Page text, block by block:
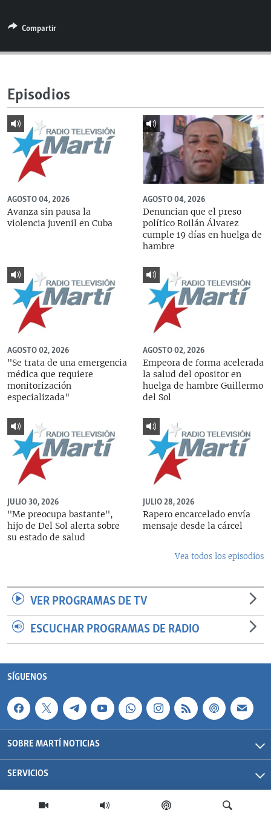
ESPECIALES
ESPECIALES
SER VIEJO EN CUBA
KENTU-CUBANO
LOS SANTOS DE HIALEAH
DESINFORMACIÓN RUSA EN AMÉRICA LATINA
LA INVASIÓN DE RUSIA A UCRANIA
MULTIMEDIA
SÍGUENOS
Compartir
Episodios
AGOSTO 04, 2026
Avanza sin pausa la
violencia juvenil en Cuba
AGOSTO 04, 2026
Denuncian que el preso
político Roilán Álvarez
cumple 19 días en huelga de
hambre
AGOSTO 02, 2026
"Se trata de una emergencia
médica que requiere
monitorización
especializada"
AGOSTO 02, 2026
Empeora de forma acelerada
la salud del opositor en
huelga de hambre Guillermo
del Sol
JULIO 30, 2026
"Me preocupa bastante",
hijo de Del Sol alerta sobre
su estado de salud
JULIO 28, 2026
Rapero encarcelado envía
mensaje desde la cárcel
Vea todos los episodios
VER PROGRAMAS DE TV
ESCUCHAR PROGRAMAS DE RADIO
SÍGUENOS
SOBRE MARTÍ NOTICIAS
SERVICIOS
Martí Noticias| 2026 | OCB | Todos los derechos reservados.